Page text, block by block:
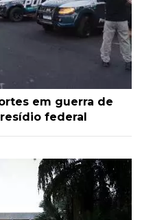
em guerra de
federal